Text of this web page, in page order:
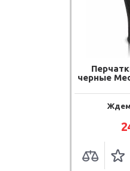
черные
Ждем